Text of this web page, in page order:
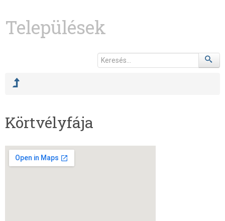
Települések
Körtvélyfája